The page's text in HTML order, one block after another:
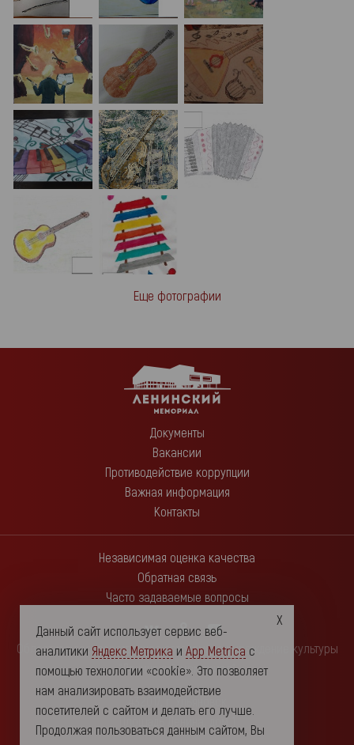
Еще фотографии
Документы
Вакансии
Противодействие коррупции
Важная информация
Контакты
Независимая оценка качества
Обратная связь
Часто задаваемые вопросы
Областное государственное автономное учреждение культуры
"Ленинский мемориал"
432017, г. Ульяновск
Площадь Ленина, дом 1
Данный сайт использует сервис веб-
аналитики Яндекс Метрика и App Metrica с
помощью технологии «cookie». Это позволяет
нам анализировать взаимодействие
посетителей с сайтом и делать его лучше.
Продолжая пользоваться данным сайтом, Вы